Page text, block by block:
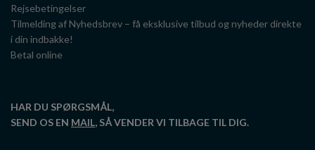
Rejsebetingelser
Tilmelding af Nyhedsbrev – få eksklusive tilbud og nyheder direkte
i din indbakke!
Betal online
HAR DU SPØRGSMÅL,
SEND OS EN MAIL, SÅ VENDER VI TILBAGE TIL DIG.